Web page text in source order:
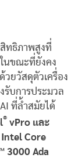
สิทธิภาพสูงที่
นขณะที่ยังคง
ยวัสดุตัวเครื่อง
รับการประมวล
ที่ล้ำสมัยได้
® vPro และ
Intel Core
3000 Ada